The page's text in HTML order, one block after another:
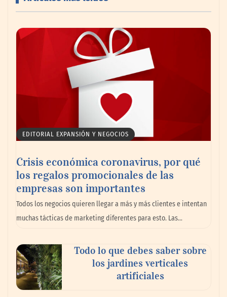
impulsando la colaboración en el sector
La omnicanalidad redefine la forma de
planear viajes en México
EDITORIAL EXPANSIÓN Y NEGOCIOS
Crisis económica coronavirus, por qué
los regalos promocionales de las
empresas son importantes
Todos los negocios quieren llegar a más y más clientes e intentan
muchas tácticas de marketing diferentes para esto. Las…
Todo lo que debes saber sobre
los jardines verticales
artificiales